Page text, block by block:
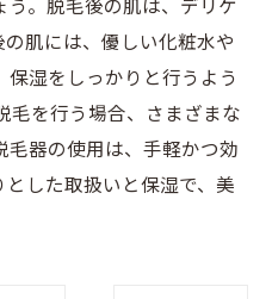
肌には、優しい化粧水や
湿をしっかりと行うよう
毛を行う場合、さまざまな
器の使用は、手軽かつ効
した取扱いと保湿で、美